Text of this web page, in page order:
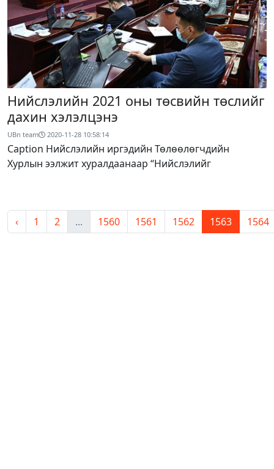
Нийслэлийн 2021 оны төсвийн төслийг
дахин хэлэлцэнэ
UBn team 2020-11-28 10:58:14
Caption Нийслэлийн иргэдийн Төлөөлөгчдийн
Хурлын ээлжит хуралдаанаар “Нийслэлийг
‹ 1 2 ... 1560 1561 1562 1563 1564